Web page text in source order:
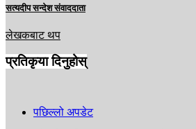
सत्यदीप सन्देश संवाददाता
लेखकबाट थप
प्रतिकृया दिनुहोस्
पछिल्लो अपडेट